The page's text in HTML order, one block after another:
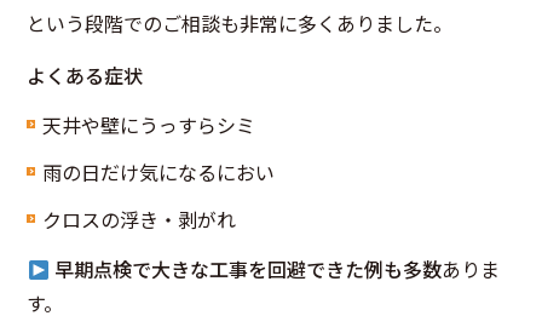
という段階でのご相談も非常に多くありました。
よくある症状
天井や壁にうっすらシミ
雨の日だけ気になるにおい
クロスの浮き・剥がれ
早期点検で大きな工事を回避できた例も多数ありま
す。